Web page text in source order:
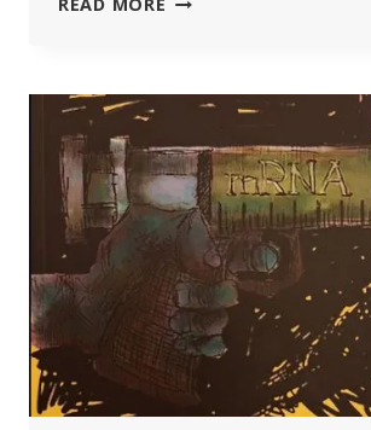
READ MORE
UȘA
DOS
„TRATATUL
PRIVIND
PANDEMIA”?